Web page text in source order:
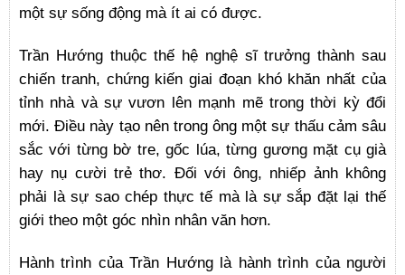
một sự sống động mà ít ai có được.
Trần Hướng thuộc thế hệ nghệ sĩ trưởng thành sau
chiến tranh, chứng kiến giai đoạn khó khăn nhất của
tỉnh nhà và sự vươn lên mạnh mẽ trong thời kỳ đổi
mới. Điều này tạo nên trong ông một sự thấu cảm sâu
sắc với từng bờ tre, gốc lúa, từng gương mặt cụ già
hay nụ cười trẻ thơ. Đối với ông, nhiếp ảnh không
phải là sự sao chép thực tế mà là sự sắp đặt lại thế
giới theo một góc nhìn nhân văn hơn.
Hành trình của Trần Hướng là hành trình của người